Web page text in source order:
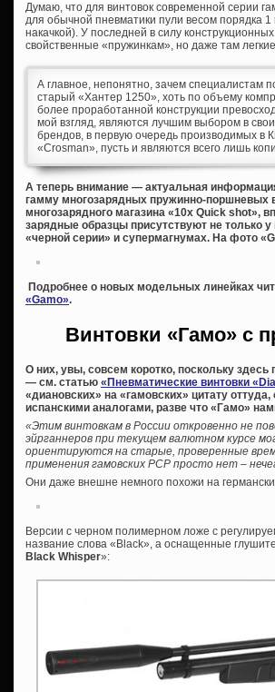
Думаю, что для винтовок современной серии
для обычной пневматики пули весом порядка
накачкой). У последней в силу
свойственные «пружинкам», но даже там
А главное, непонятно, зачем специалистам
старый «Хантер 1250», хоть по объему
более проработанной конструкции
мой взгляд, являются лучшим выбором в
брендов, в первую очередь производимых в
«Crosman», пусть и являются всего лишь
А теперь внимание — актуальная
гамму многозарядных пружинно-поршневых
многозарядного магазина «10x Quick shot»,
зарядные образцы присутствуют не только
«черной серии» и супермагнумах. На фото
Подробнее о новых модельных линейках
«Gamo».
Винтовки «Гамо» с
О них, увы, совсем коротко, поскольку здесь
— см. статью «Пневматические винтовки
«диановских» на «гамовских» цитату
испанскими аналогами, разве что «Гамо»
«Этим винтовкам в России откровенно не
эйрганнеров при текущем валютном курсе
ориентируются на старые, проверенные
применения гамовских PCP просто нет –
Они даже внешне немного похожи на
Версии с черном полимерном ложе с
название слова «Black», а оснащенные
Black Whisper»: